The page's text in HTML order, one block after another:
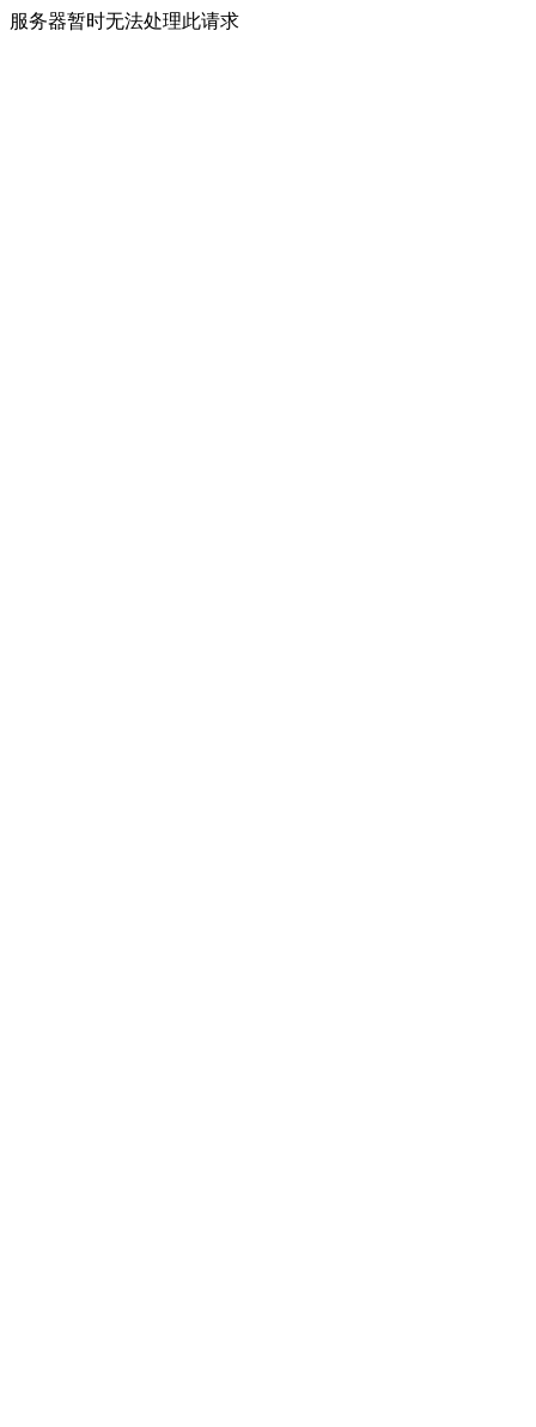
服务器暂时无法处理此请求